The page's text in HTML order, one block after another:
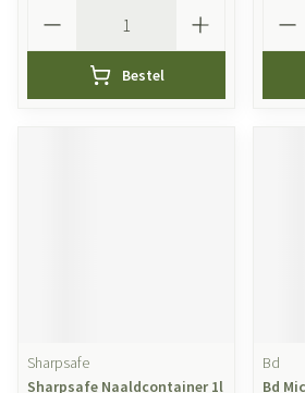
Bestel
Sharpsafe
Sharpsafe Naaldcontainer 1l
Bd
Bd